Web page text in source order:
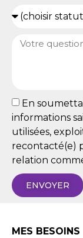
En
informations
utilisées,
recontacté(e)
relation
ENVOYER
MES BESOINS